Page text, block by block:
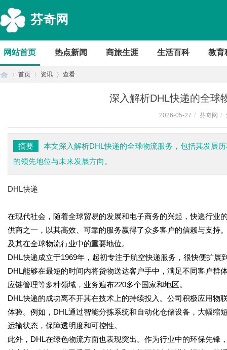
芬奇网
网站首页 热点新闻 商旅生涯 生活百科 教育
首页 资讯 查看
深入解析DHL快递的全球
2026-05-27 / 芬奇网 /
摘要
本文深入解析DHL快递的全球物流服务，包括其发展
的领先地位与未来发展方向。
DHL快递
在现代社会，随着全球贸易的发展和电子商务的兴起，快递行业
供商之一，以其高效、可靠的服务赢得了众多客户的信赖与支持
及其在全球物流行业中的重要地位。
DHL快递成立于1969年，起初专注于航空快递服务，很快便扩
DHL能够在最短的时间内将货物送达客户手中，满足不同客户
应链管理等多种领域，业务遍布220多个国家和地区。
DHL快递的成功离不开其在技术上的持续投入。公司积极应用
体验。例如，DHL通过智能分拣系统和自动化仓储设备，大幅缩
运输状态，保障透明度和可控性。
此外，DHL在绿色物流方面也表现突出。作为行业中的环保先